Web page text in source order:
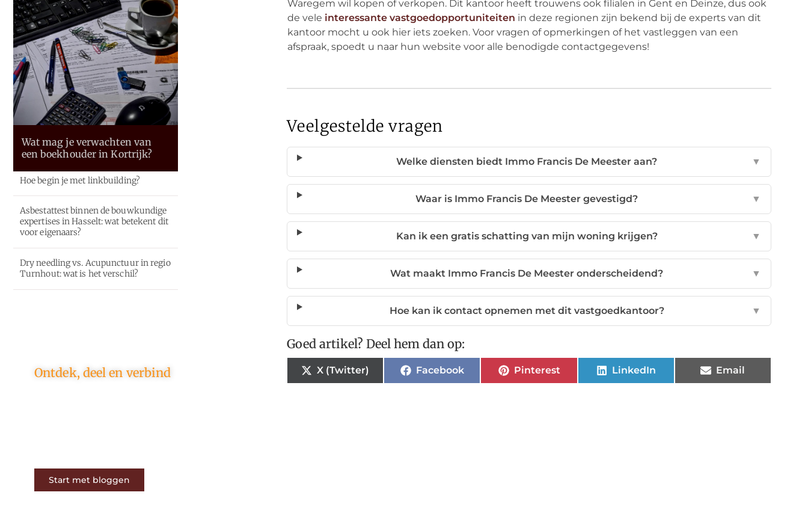
Wat mag je verwachten van
een boekhouder in Kortrijk?
Hoe begin je met linkbuilding?
Asbestattest binnen de bouwkundige
expertises in Hasselt: wat betekent dit
voor eigenaars?
Dry needling vs. Acupunctuur in regio
Turnhout: wat is het verschil?
Ontdek, deel en verbind
Start met bloggen
Waregem wil kopen of verkopen. Dit kantoor heeft trouwens ook filialen in Gent en Deinze, dus ook
de vele interessante vastgoedopportuniteiten in deze regionen zijn bekend bij de experts van dit
kantoor mocht u ook hier iets zoeken. Voor vragen of opmerkingen of het vastleggen van een
afspraak, spoedt u naar hun website voor alle benodigde contactgegevens!
Veelgestelde vragen
Welke diensten biedt Immo Francis De Meester aan? ▼
Waar is Immo Francis De Meester gevestigd? ▼
Kan ik een gratis schatting van mijn woning krijgen? ▼
Wat maakt Immo Francis De Meester onderscheidend? ▼
Hoe kan ik contact opnemen met dit vastgoedkantoor? ▼
Goed artikel? Deel hem dan op:
X (Twitter) Facebook Pinterest LinkedIn Email